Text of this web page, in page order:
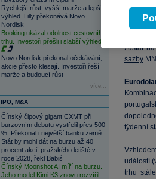
Rychlejší růst, vyšší marže a lepší
výhled. Lilly překonává Novo
Nordisk
Booking ukázal odolnost cestovního
trhu. Investoři přešli i slabší výhled
Novo Nordisk překonal očekávání,
akcie přesto klesají. Investoři řeší
marže a budoucí růst
více...
IPO, M&A
Čínský čipový gigant CXMT při
burzovním debutu vystřelil přes 500
%. Překonal i největší banku země
Stát by mohl dát na burzu až 40
procent akcií pražského letiště v
roce 2028, řekl Babiš
Čínský Moonshot AI míří na burzu.
Jeho model Kimi K3 znovu rozvířil
budou
je mimo
zůstat
sazby
týdenní
událostí
trhu